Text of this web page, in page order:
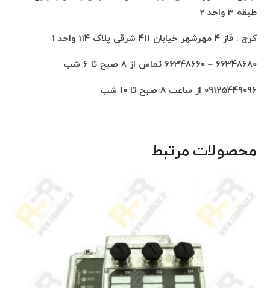
طبقه 3 واحد 2
کرج : فاز 4 مهرشهر خیابان 411 شرقی پلاک 114 واحد 1
66348680 – 66348660 تماس از 8 صبح تا 6 شب
09125449096 از ساعت 8 صبح تا 10 شب
محصولات مرتبط